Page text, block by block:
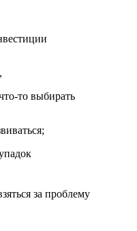
то выбирать
за проблему